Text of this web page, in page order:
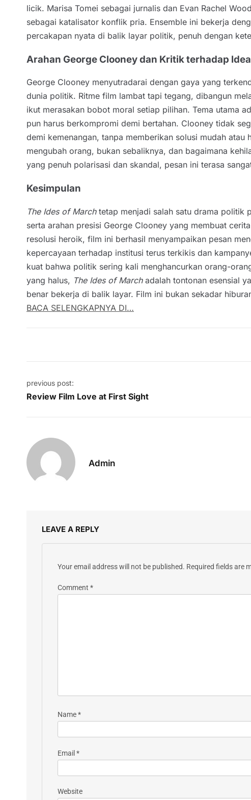
licik. Marisa Tomei sebagai jurnalis dan Evan Rachel
sebagai katalisator konflik pria. Ensemble ini bekerja
percakapan nyata di balik layar politik, penuh dengan
Arahan George Clooney dan Kritik terhadap
George Clooney menyutradarai dengan gaya yang
dunia politik. Ritme film lambat tapi tegang, dibangun
ikut merasakan bobot moral setiap pilihan. Tema utama
pun harus berkompromi demi bertahan. Clooney tidak
demi kemenangan, tanpa memberikan solusi mudah
mengubah orang, bukan sebaliknya, dan bagaimana
yang penuh polarisasi dan skandal, pesan ini terasa
Kesimpulan
The Ides of Marchtetap menjadi salah satu drama politik
serta arahan presisi George Clooney yang membuat
resolusi heroik, film ini berhasil menyampaikan pesan
kepercayaan terhadap institusi terus terkikis dan
kuat bahwa politik sering kali menghancurkan orang-
yang halus, The Ides of Marchadalah tontonan esensial
benar bekerja di balik layar. Film ini bukan sekadar
BACA SELENGKAPNYA DI…
Post navigation
previous post:
Review Film Love at First Sight
Admin
LEAVE A REPLY
Your email address will not be published. Required fields are
Comment *
Name*
Email *
Website